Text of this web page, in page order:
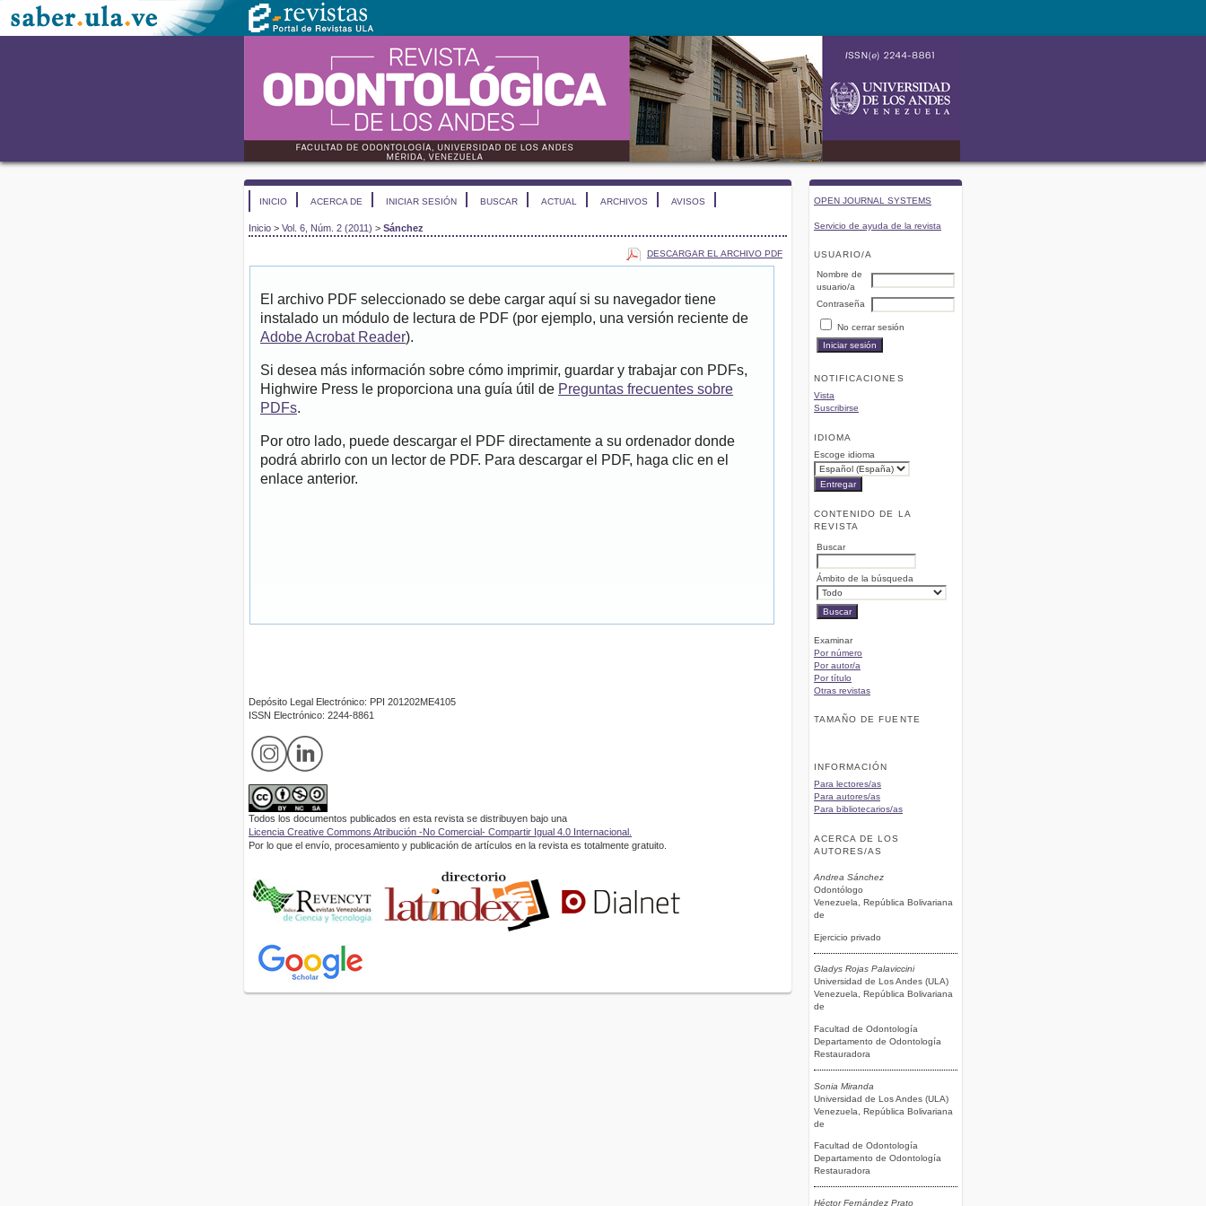
OPEN JOURNAL SYSTEMS
Servicio de ayuda de la revista
USUARIO/A
Nombre de
usuario/a
Contraseña
No cerrar sesión
NOTIFICACIONES
Vista
Suscribirse
IDIOMA
Escoge idioma
CONTENIDO DE LA
REVISTA
Buscar
Ámbito de la búsqueda
Examinar
Por número
Por autor/a
Por título
Otras revistas
TAMAÑO DE FUENTE
INFORMACIÓN
Para lectores/as
Para autores/as
Para bibliotecarios/as
ACERCA DE LOS
AUTORES/AS
Andrea Sánchez
Odontólogo
Venezuela, República Bolivariana
de
Ejercicio privado
Gladys Rojas Palaviccini
Universidad de Los Andes (ULA)
Venezuela, República Bolivariana
de
Facultad de Odontología
Departamento de Odontología
Restauradora
Sonia Miranda
Universidad de Los Andes (ULA)
Venezuela, República Bolivariana
de
Facultad de Odontología
Departamento de Odontología
Restauradora
Héctor Fernández Prato
INICIO ACERCA DE INICIAR SESIÓN BUSCAR ACTUAL ARCHIVOS AVISOS
Inicio > Vol. 6, Núm. 2 (2011) > Sánchez
DESCARGAR EL ARCHIVO PDF
El archivo PDF seleccionado se debe cargar aquí si su navegador tiene
instalado un módulo de lectura de PDF (por ejemplo, una versión reciente de
Adobe Acrobat Reader).
Si desea más información sobre cómo imprimir, guardar y trabajar con PDFs,
Highwire Press le proporciona una guía útil de Preguntas frecuentes sobre
PDFs.
Por otro lado, puede descargar el PDF directamente a su ordenador donde
podrá abrirlo con un lector de PDF. Para descargar el PDF, haga clic en el
enlace anterior.
Depósito Legal Electrónico: PPI 201202ME4105
ISSN Electrónico: 2244-8861
Todos los documentos publicados en esta revista se distribuyen bajo una
Licencia Creative Commons Atribución -No Comercial- Compartir Igual 4.0 Internacional.
Por lo que el envío, procesamiento y publicación de artículos en la revista es totalmente gratuito.